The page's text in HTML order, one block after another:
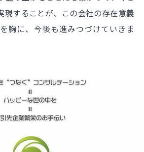
現することが、この会社の存在意義
胸に、今後も進みつづけていきま